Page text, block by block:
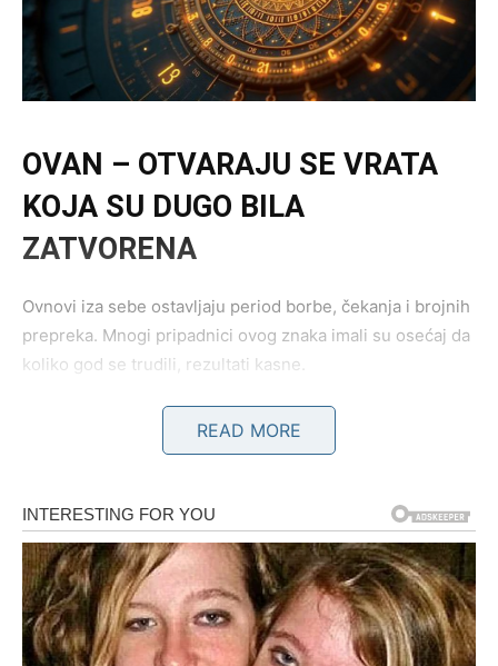
OVAN – OTVARAJU SE VRATA
KOJA SU DUGO BILA
ZATVORENA
Ovnovi iza sebe ostavljaju period borbe, čekanja i brojnih
prepreka. Mnogi pripadnici ovog znaka imali su osećaj da
koliko god se trudili, rezultati kasne.
Datum 7.7. donosi potpuno drugačiju energiju.
pristajati na kompromise koji vas iscrpljuju. Upravo ta
odluka pokrenuće lanac događaja koji će vas odvesti ka
mnogo lepšem životu.
Na poslovnom planu moguće su veoma važne ponude.
Neko će dobiti priliku za novi posao, neko unapređenje,
READ MORE